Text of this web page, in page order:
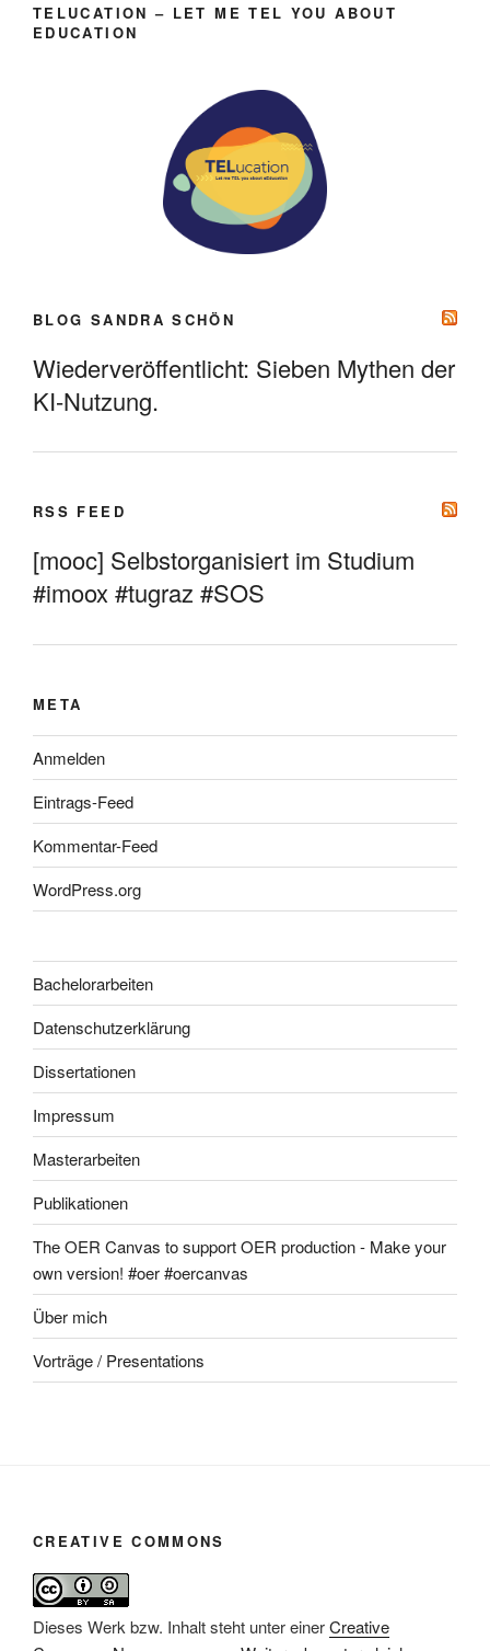
TELUCATION – LET ME TEL YOU ABOUT
EDUCATION
BLOG SANDRA SCHÖN
Wiederveröffentlicht: Sieben Mythen der
KI-Nutzung.
RSS FEED
[mooc] Selbstorganisiert im Studium
#imoox #tugraz #SOS
META
Anmelden
Eintrags-Feed
Kommentar-Feed
WordPress.org
Bachelorarbeiten
Datenschutzerklärung
Dissertationen
Impressum
Masterarbeiten
Publikationen
The OER Canvas to support OER production - Make your
own version! #oer #oercanvas
Über mich
Vorträge / Presentations
CREATIVE COMMONS
Dieses Werk bzw. Inhalt steht unter einerCreative